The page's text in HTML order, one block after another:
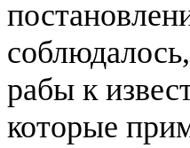
рабы к
которые